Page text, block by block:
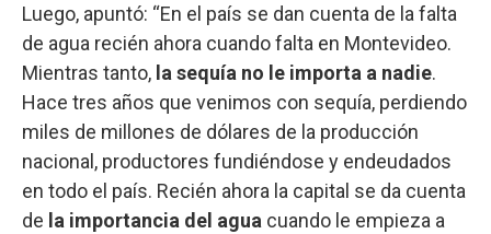
Luego, apuntó: “En el país se dan cuenta de la falta
de agua recién ahora cuando falta en Montevideo.
Mientras tanto, la sequía no le importa a nadie.
Hace tres años que venimos con sequía, perdiendo
miles de millones de dólares de la producción
nacional, productores fundiéndose y endeudados
en todo el país. Recién ahora la capital se da cuenta
de la importancia del agua cuando le empieza a